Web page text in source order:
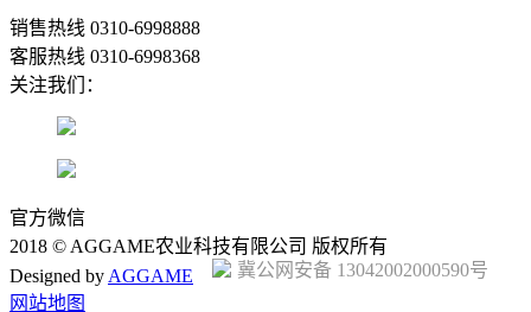
销售热线 0310-6998888
客服热线 0310-6998368
关注我们：
官方微信
2018 © AGGAME农业科技有限公司 版权所有
Designed by AGGAME
冀公网安备 13042002000590号
网站地图